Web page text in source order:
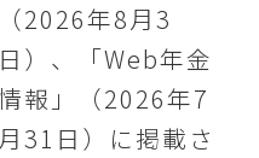
（2026年8月3
日）、「Web年金
報」（2026年7
月31日）に掲載さ